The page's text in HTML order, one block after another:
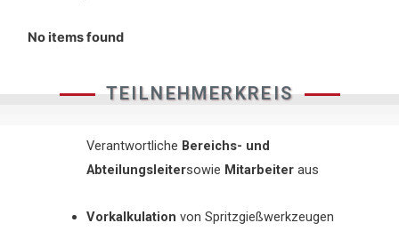
No items found
TEILNEHMERKREIS
Verantwortliche Bereichs- und
Abteilungsleitersowie Mitarbeiteraus
Vorkalkulation von Spritzgießwerkzeugen